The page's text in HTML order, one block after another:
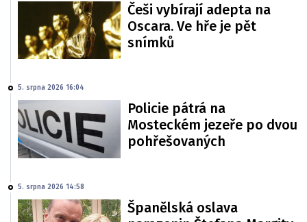
Češi vybírají adepta na
Oscara. Ve hře je pět
snímků
5. srpna 2026 16:04
Policie pátrá na
Mosteckém jezeře po dvou
pohřešovaných
5. srpna 2026 14:58
Španělská oslava